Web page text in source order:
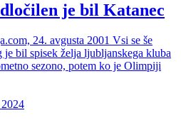
je bil Katanec
24. avgusta 2001 Vsi se še
bil spisek želja ljubljanskega kluba
sezono, potem ko je Olimpiji